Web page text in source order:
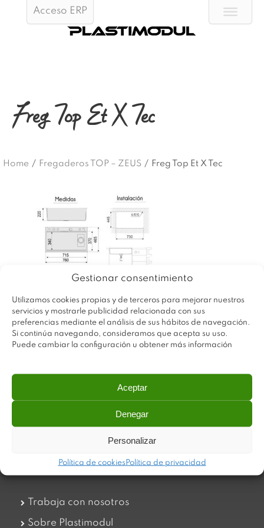
Gestionar consentimiento
Utilizamos cookies propias y de terceros para mejorar nuestros
servicios y mostrarle publicidad relacionada con sus
preferencias mediante el análisis de sus hábitos de navegación.
Si continúa navegando, consideramos que acepta su uso.
Puede cambiar la configuración u obtener más información
Aceptar
Denegar
Personalizar
Política de cookies Política de privacidad
Acceso ERP
Freg Top Et X Tec
Home / Fregaderos TOP – ZEUS / Freg Top Et X Tec
Plastimodul tiene como objetivo ofrecer productos
dinámicas y operativas. Utilizamos materiales de primera
Trabaja con nosotros
Sobre Plastimodul